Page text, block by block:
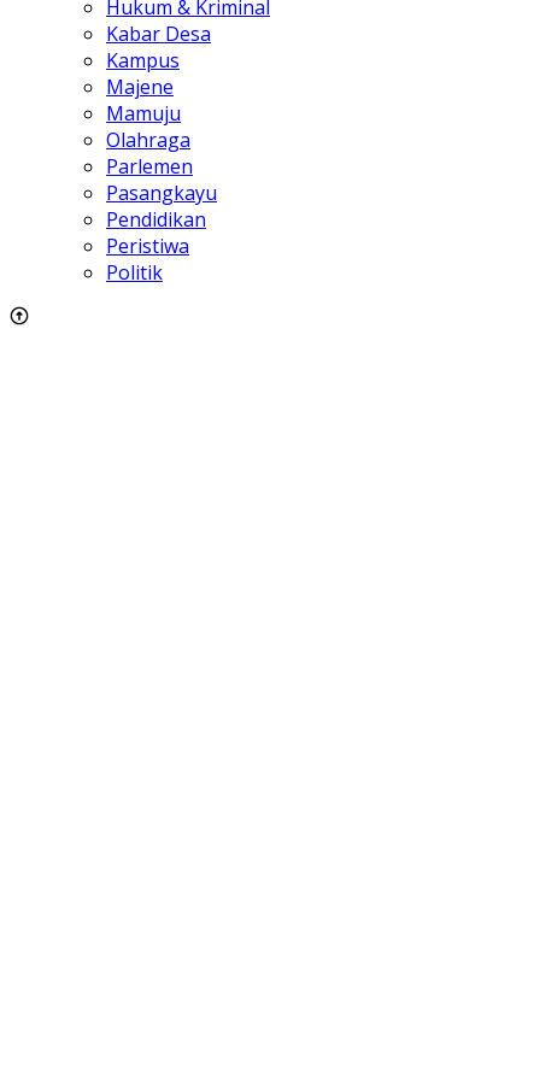
Hukum & Kriminal
Kabar Desa
Kampus
Majene
Mamuju
Olahraga
Parlemen
Pasangkayu
Pendidikan
Peristiwa
Politik